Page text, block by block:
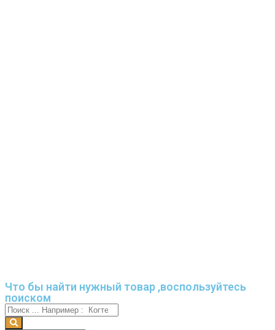
Что бы найти нужный товар ,воспользуйтесь
поиском